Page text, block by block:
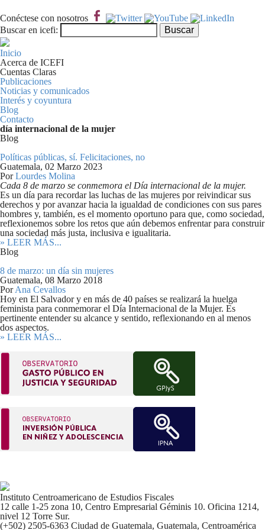
Conéctese con nosotros
Formulario de búsqueda
Buscar en icefi: Buscar
Inicio
Acerca de ICEFI
Cuentas Claras
Publicaciones
Noticias y comunicados
Interés y coyuntura
Blog
Contacto
día internacional de la mujer
Blog
Políticas públicas, sí. Felicitaciones, no
Guatemala, 02 Marzo 2023
PorLourdes Molina
Cada 8 de marzo se conmemora el Día internacional de la mujer.
Es un día para recordar las luchas de las mujeres por reivindicar sus
derechos y por avanzar hacia la igualdad de condiciones con sus pares
hombres y, también, es el momento oportuno para que, como sociedad,
reflexionemos sobre los retos que aún debemos enfrentar para construir
una sociedad más justa, inclusiva e igualitaria.
» LEER MÁS...
Blog
8 de marzo: un día sin mujeres
Guatemala, 08 Marzo 2018
PorAna Cevallos
Hoy en El Salvador y en más de 40 países se realizará la huelga
feminista para conmemorar el Día Internacional de la Mujer. Es
pertinente entender su alcance y sentido, reflexionando en al menos
dos aspectos.
» LEER MÁS...
Instituto Centroamericano de Estudios Fiscales
12 calle 1-25 zona 10, Centro Empresarial Géminis 10. Oficina 1214,
nivel 12 Torre Sur.
(+502) 2505-6363 Ciudad de Guatemala, Guatemala, Centroamérica